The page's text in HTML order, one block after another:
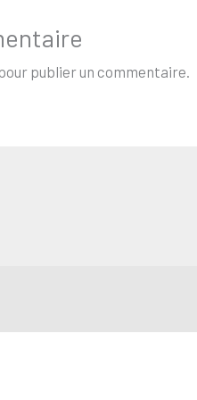
publier un commentaire.